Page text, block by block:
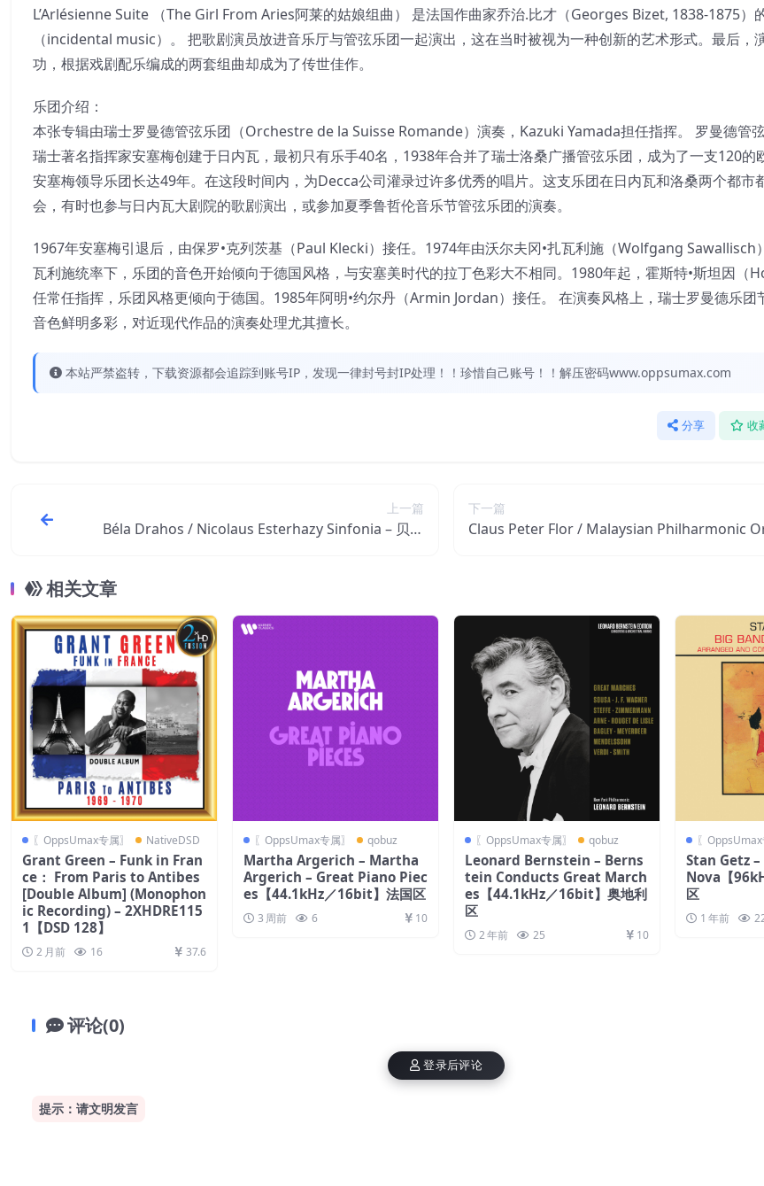
L’Arlésienne Suite （The Girl From Aries阿莱的姑娘组曲） 是法国作曲家乔治.比才（Georges Bizet, 1838-1875）
（incidental music）。 把歌剧演员放进音乐厅与管弦乐团一起演出，这在当时被视为一种创新的艺术形式。最后，
功，根据戏剧配乐编成的两套组曲却成为了传世佳作。
乐团介绍：
本张专辑由瑞士罗曼德管弦乐团（Orchestre de la Suisse Romande）演奏，Kazuki Yamada担任指挥。 罗曼德管
瑞士著名指挥家安塞梅创建于日内瓦，最初只有乐手40名，1938年合并了瑞士洛桑广播管弦乐团，成为了一支120的
安塞梅领导乐团长达49年。在这段时间内，为Decca公司灌录过许多优秀的唱片。这支乐团在日内瓦和洛桑两个都市
会，有时也参与日内瓦大剧院的歌剧演出，或参加夏季鲁哲伦音乐节管弦乐团的演奏。
1967年安塞梅引退后，由保罗•克列茨基（Paul Klecki）接任。1974年由沃尔夫冈•扎瓦利施（Wolfgang Sawallisch
瓦利施统率下，乐团的音色开始倾向于德国风格，与安塞美时代的拉丁色彩大不相同。1980年起，霍斯特•斯坦因（
任常任指挥，乐团风格更倾向于德国。1985年阿明•约尔丹（Armin Jordan）接任。 在演奏风格上，瑞士罗曼德乐团
音色鲜明多彩，对近现代作品的演奏处理尤其擅长。
本站严禁盗转，下载资源都会追踪到账号IP，发现一律封号封IP处理！！珍惜自己账号！！解压密码www.oppsumax.com
分享 收
上一篇
Béla Drahos / Nicolaus Esterhazy Sinfonia – 贝多
下一篇
Claus Peter Flor / Malaysian Philharmonic
相关文章
〖OppsUmax专属〗 NativeDSD
Grant Green – Funk in Fran
ce： From Paris to Antibes
[Double Album] (Monophon
ic Recording) – 2XHDRE115
1【DSD 128】
2 月前 16 37.6
〖OppsUmax专属〗 qobuz
Martha Argerich – Martha
Argerich – Great Piano Piec
es【44.1kHz／16bit】法国区
3 周前 6 10
〖OppsUmax专属〗 qobuz
Leonard Bernstein – Berns
tein Conducts Great March
es【44.1kHz／16bit】奥地利
区
2 年前 25 10
〖OppsUmax
Stan Getz
Nova【
区
1 年前
评论(0)
提示：请文明发言
登录后评论